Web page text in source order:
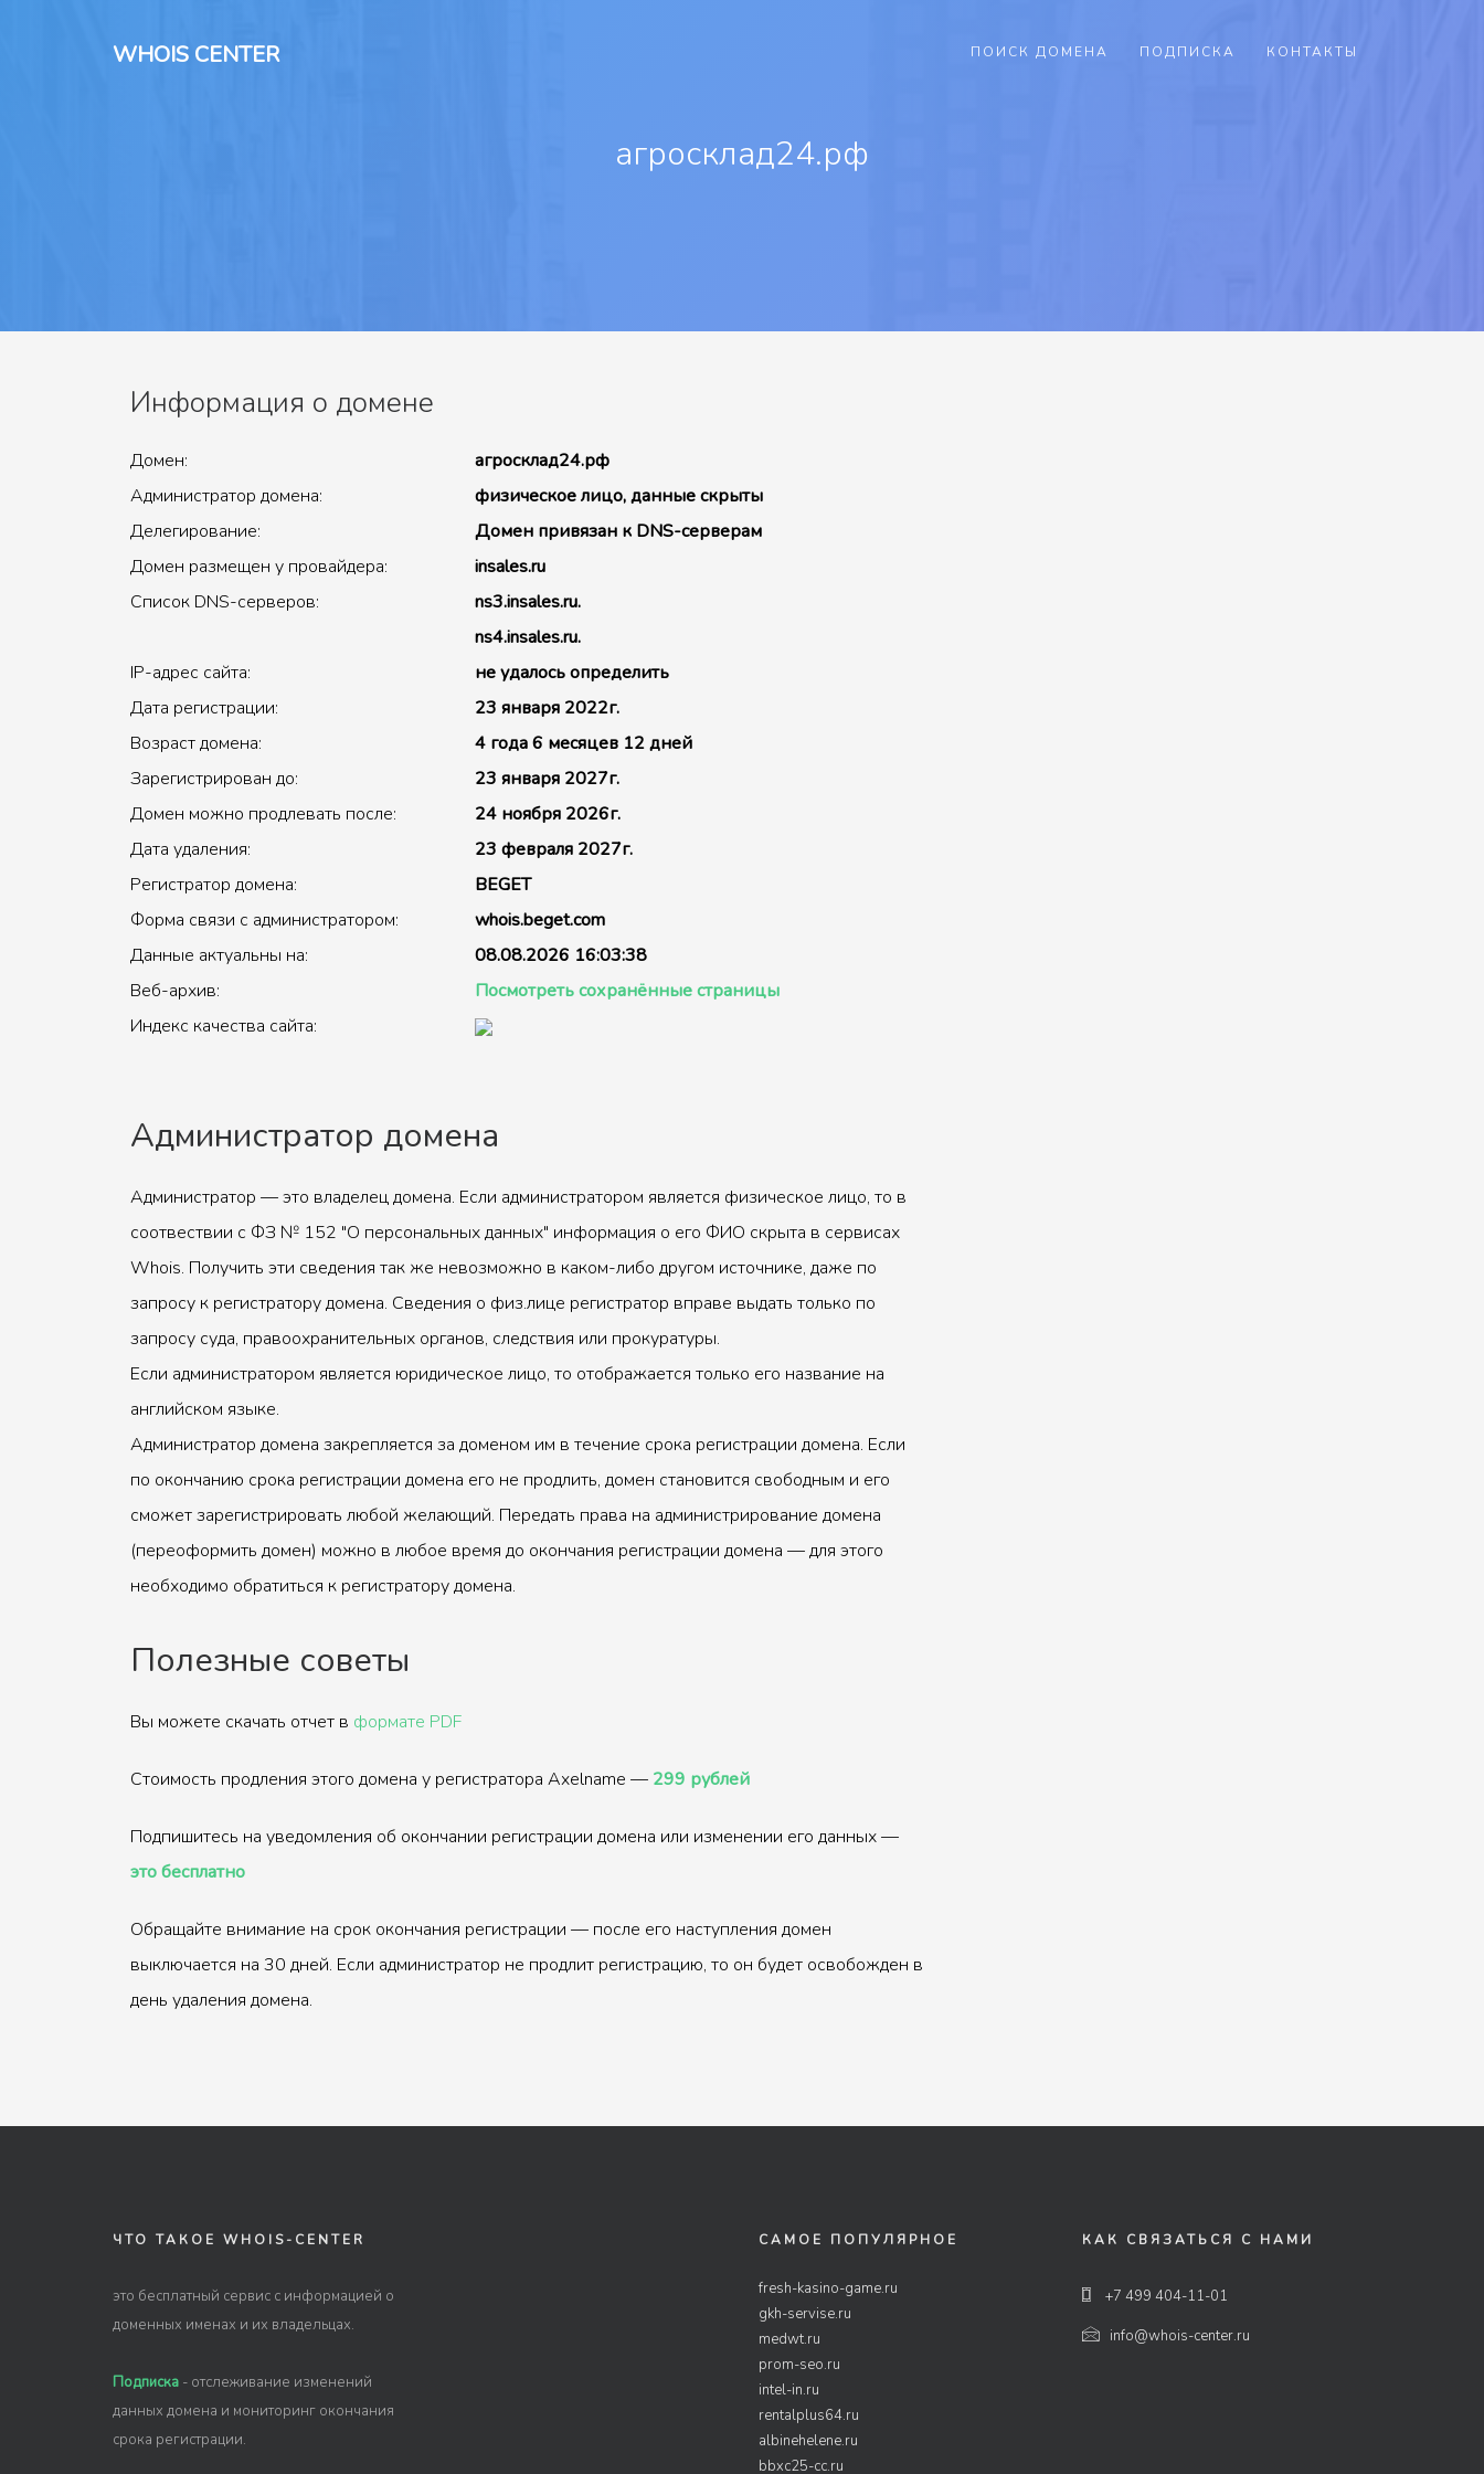
WHOIS CENTER ПОИСК ДОМЕНА ПОДПИСКА КОНТАКТЫ
агросклад24.рф
Информация о домене
Домен:
агросклад24.рф
Администратор домена:
физическое лицо, данные скрыты
Делегирование:
Домен привязан к DNS-серверам
Домен размещен у провайдера:
insales.ru
Список DNS-серверов:
ns3.insales.ru.
ns4.insales.ru.
IP-адрес сайта:
не удалось определить
Дата регистрации:
23 января 2022г.
Возраст домена:
4 года 6 месяцев 12 дней
Зарегистрирован до:
23 января 2027г.
Домен можно продлевать после:
24 ноября 2026г.
Дата удаления:
23 февраля 2027г.
Регистратор домена:
BEGET
Форма связи с администратором:
whois.beget.com
Данные актуальны на:
08.08.2026 16:03:38
Веб-архив:
Посмотреть сохранённые страницы
Индекс качества сайта:
Администратор домена
Администратор — это владелец домена. Если администратором является физическое лицо, то в
соотвествии с ФЗ № 152 "О персональных данных" информация о его ФИО скрыта в сервисах
Whois. Получить эти сведения так же невозможно в каком-либо другом источнике, даже по
запросу к регистратору домена. Сведения о физ.лице регистратор вправе выдать только по
запросу суда, правоохранительных органов, следствия или прокуратуры.
Если администратором является юридическое лицо, то отображается только его название на
английском языке.
Администратор домена закрепляется за доменом им в течение срока регистрации домена. Если
по окончанию срока регистрации домена его не продлить, домен становится свободным и его
сможет зарегистрировать любой желающий. Передать права на администрирование домена
(переоформить домен) можно в любое время до окончания регистрации домена — для этого
необходимо обратиться к регистратору домена.
Полезные советы
Вы можете скачать отчет в формате PDF
Стоимость продления этого домена у регистратора Axelname — 299 рублей
Подпишитесь на уведомления об окончании регистрации домена или изменении его данных —
это бесплатно
Обращайте внимание на срок окончания регистрации — после его наступления домен
выключается на 30 дней. Если администратор не продлит регистрацию, то он будет освобожден в
день удаления домена.
ЧТО ТАКОЕ WHOIS-CENTER
это бесплатный сервис с информацией о
доменных именах и их владельцах.
Подписка - отслеживание изменений
данных домена и мониторинг окончания
срока регистрации.
САМОЕ ПОПУЛЯРНОЕ
fresh-kasino-game.ru
gkh-servise.ru
medwt.ru
prom-seo.ru
intel-in.ru
rentalplus64.ru
albinehelene.ru
bbxc25-cc.ru
КАК СВЯЗАТЬСЯ С НАМИ
+7 499 404-11-01
info@whois-center.ru